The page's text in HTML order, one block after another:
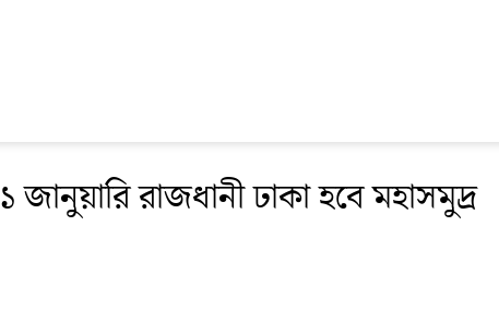
১ জানুয়ারি রাজধানী ঢাকা হবে মহাসমুদ্র